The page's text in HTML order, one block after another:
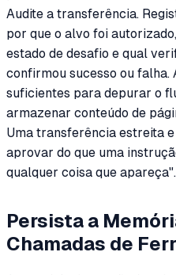
Audite a transferência.
por que o alvo foi
estado de desafio e qual
confirmou sucesso ou falha.
suficientes para depurar o
armazenar conteúdo de
Uma transferência estreita
aprovar do que uma
qualquer coisa que apareça".
Persista a
Chamadas de